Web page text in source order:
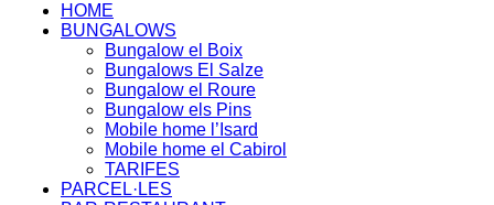
HOME
BUNGALOWS
Bungalow el Boix
Bungalows El Salze
Bungalow el Roure
Bungalow els Pins
Mobile home l’Isard
Mobile home el Cabirol
TARIFES
PARCEL·LES